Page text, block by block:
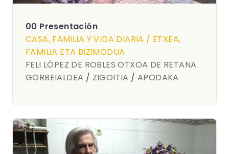
00 Presentación
CASA, FAMILIA Y VIDA DIARIA / ETXEA,
FAMILIA ETA BIZIMODUA
FELI LÓPEZ DE ROBLES OTXOA DE RETANA
GORBEIALDEA / ZIGOITIA /APODAKA